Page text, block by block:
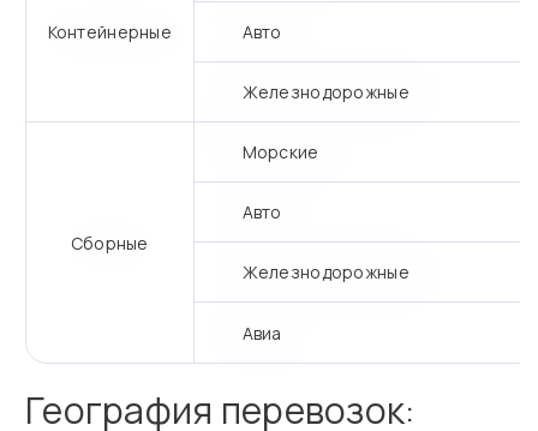
Контейнерные Авто
Железнодорожные
Сборные
Морские
Авто
Железнодорожные
Авиа
География перевозок: